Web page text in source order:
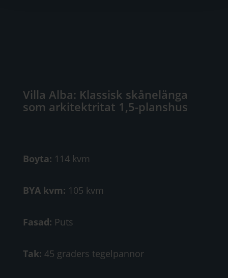
Villa Alba: Klassisk skånelänga
som arkitektritat 1,5-planshus
Boyta: 114 kvm
BYA kvm: 105 kvm
Fasad: Puts
Tak: 45 graders tegelpannor